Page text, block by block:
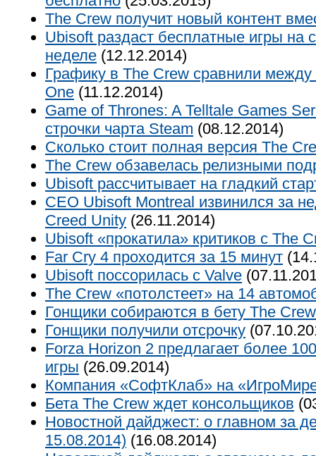
The Crew получит новый контент
Ubisoft раздаст бесплатные игры на
неделе (12.12.2014)
Графику в The Crew сравнили
One (11.12.2014)
Game of Thrones: A Telltale Games
строчки чарта Steam (08.12.2014)
Сколько стоит полная версия The
The Crew обзавелась релизными
Ubisoft рассчитывает на гладкий
CEO Ubisoft Montreal извинился за
Creed Unity (26.11.2014)
Ubisoft «прокатила» критиков с The
Far Cry 4 проходится за 15 минут
Ubisoft поссорилась с Valve
The Crew «потолстеет» на 14
Гонщики собираются в бету The Crew
Гонщики получили отсрочку
Forza Horizon 2 предлагает более
игры (26.09.2014)
Компания «СофтКлаб» на
Бета The Crew ждет консольщиков
Новостной дайджест: о главном за
15.08.2014) (16.08.2014)